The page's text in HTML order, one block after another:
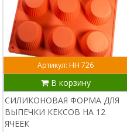
Артикул: НН 726
В корзину
СИЛИКОНОВАЯ ФОРМА ДЛЯ
ВЫПЕЧКИ КЕКСОВ НА 12
ЯЧЕЕК